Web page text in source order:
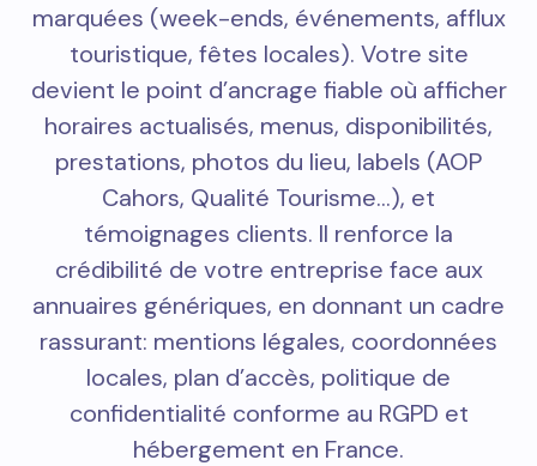
marquées (week-ends, événements, afflux
touristique, fêtes locales). Votre site
devient le point d’ancrage fiable où afficher
horaires actualisés, menus, disponibilités,
prestations, photos du lieu, labels (AOP
Cahors, Qualité Tourisme…), et
témoignages clients. Il renforce la
crédibilité de votre entreprise face aux
annuaires génériques, en donnant un cadre
rassurant: mentions légales, coordonnées
locales, plan d’accès, politique de
confidentialité conforme au RGPD et
hébergement en France.